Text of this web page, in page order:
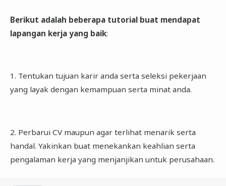
Berikut adalah beberapa tutorial buat mendapat
lapangan kerja yang baik:
1. Tentukan tujuan karir anda serta seleksi pekerjaan
yang layak dengan kemampuan serta minat anda.
2. Perbarui CV maupun agar terlihat menarik serta
handal. Yakinkan buat menekankan keahlian serta
pengalaman kerja yang menjanjikan untuk perusahaan.